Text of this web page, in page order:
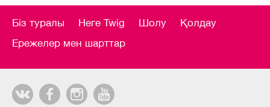
Біз туралы Неге Twig Шолу
Қолдау
Ережелер мен шарттар